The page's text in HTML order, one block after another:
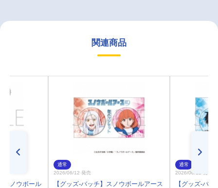
関連商品
スノウボール
通常
2026/06/12 発売
【グッズ-バッチ】スノウボールアース
通常
2026/06/12 発売
【グッズ-バ